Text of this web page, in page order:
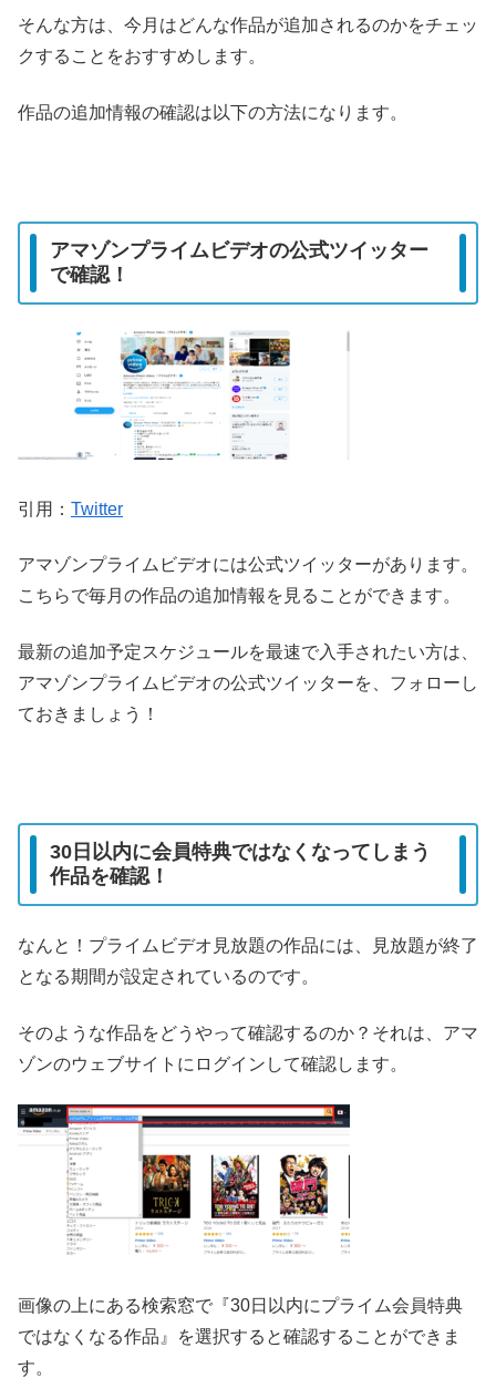
そんな方は、今月はどんな作品が追加されるのかをチェッ
クすることをおすすめします。
作品の追加情報の確認は以下の方法になります。
アマゾンプライムビデオの公式ツイッター
で確認！
引用： Twitter
アマゾンプライムビデオには公式ツイッターがあります。
こちらで毎月の作品の追加情報を見ることができます。
最新の追加予定スケジュールを最速で入手されたい方は、
アマゾンプライムビデオの公式ツイッターを、フォローし
ておきましょう！
30日以内に会員特典ではなくなってしまう
作品を確認！
なんと！プライムビデオ見放題の作品には、見放題が終了
となる期間が設定されているのです。
そのような作品をどうやって確認するのか？それは、アマ
ゾンのウェブサイトにログインして確認します。
画像の上にある検索窓で『30日以内にプライム会員特典
ではなくなる作品』を選択すると確認することができま
す。